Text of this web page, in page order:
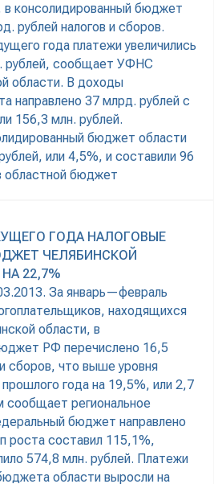
в консолидированный бюджет
рублей налогов и сборов.
года платежи увеличились
рублей, сообщает УФНС
области. В доходы
направлено 37 млрд. рублей с
156,3 млн. рублей.
бюджет области
или 4,5%, и составили 96
областной бюджет
ГОДА НАЛОГОВЫЕ
ЧЕЛЯБИНСКОЙ
22,7%
За январь—февраль
находящихся
области, в
РФ перечислено 16,5
сборов, что выше уровня
прошлого года на 19,5%, или 2,7
региональное
бюджет направлено
роста составил 115,1%,
574,8 млн. рублей. Платежи
области выросли на